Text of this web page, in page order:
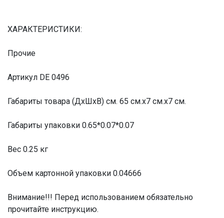
ХАРАКТЕРИСТИКИ:
Прочие
Артикул DE 0496
Габариты товара (ДхШхВ) см. 65 см.x7 см.x7 см.
Габариты упаковки 0.65*0.07*0.07
Вес 0.25 кг
Объем картонной упаковки 0.04666
Внимание!!! Перед использованием обязательно
прочитайте инструкцию.